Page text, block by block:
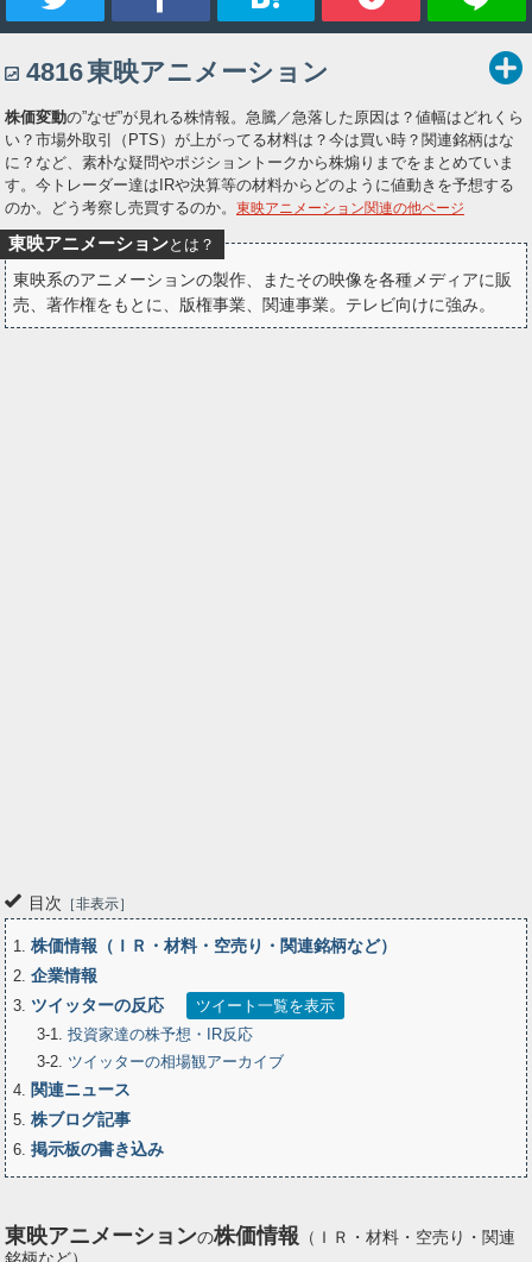
イ
ー
ト
ア
ク
マ
ー
ク
Pocket
4816東映アニメーション
株価変動の”なぜ”が見れる株情報。急騰／急落した原因は？値幅はどれくら
い？市場外取引（PTS）が上がってる材料は？今は買い時？関連銘柄はな
に？など、素朴な疑問やポジショントークから株煽りまでをまとめていま
す。今トレーダー達はIRや決算等の材料からどのように値動きを予想する
のか。どう考察し売買するのか。 東映アニメーション関連の他ページ
東映アニメーションとは？
東映系のアニメーションの製作、またその映像を各種メディアに販
売、著作権をもとに、版権事業、関連事業。テレビ向けに強み。
目次 非表示
1 株価情報（ＩＲ・材料・空売り・関連銘柄など）
2 企業情報
3 ツイッターの反応
ツイート一覧を表示
3-1 投資家達の株予想・IR反応
3-2 ツイッターの相場観アーカイブ
4
関連ニュース
5 株ブログ記事
6 掲示板の書き込み
東映アニメーションの株価情報 （ＩＲ・材料・空売り・関連